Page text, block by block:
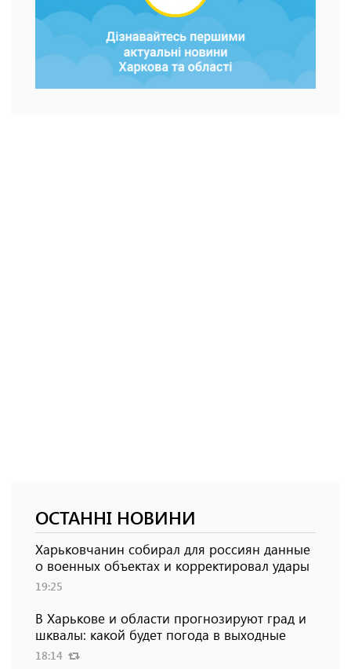
ОСТАННІ НОВИНИ
Харьковчанин собирал для россиян данные
о военных объектах и ​​корректировал удары
19:25
В Харькове и области прогнозируют град и
шквалы: какой будет погода в выходные
18:14